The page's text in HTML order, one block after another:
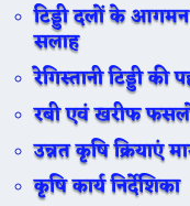
टिड्डी दलों के
सलाह
रेगिस्तानी टिड्डी
रबी एवं खरीफ
उन्नत कृषि क्रियाएं
कृषि कार्य निर्देशिका